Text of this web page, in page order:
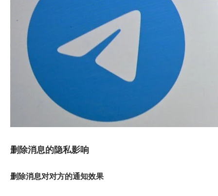
删除消息的隐私影响
删除消息对对方的通知效果